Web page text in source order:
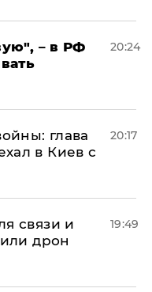
– в РФ
20:24
глава
в Киев с
20:17
связи и
дрон
19:49